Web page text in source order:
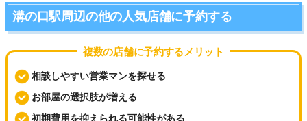
溝の口駅周辺の他の人気店舗に予約する
複数の店舗に予約するメリット
相談しやすい営業マンを探せる
お部屋の選択肢が増える
初期費用を抑えられる可能性がある